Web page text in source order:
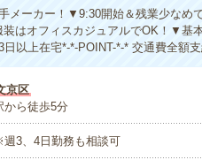
メーカー！▼9:30開始＆残業少なめ
はオフィスカジュアルでOK！▼基
以上在宅*-*-POINT-*-* 交通費全額
京区
から徒歩5分
3、4日勤務も相談可